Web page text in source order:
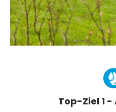
Top-Ziel 1 -